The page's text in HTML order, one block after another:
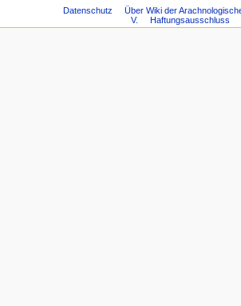
Datenschutz
Über Wiki der
V.
Haftungsausschluss